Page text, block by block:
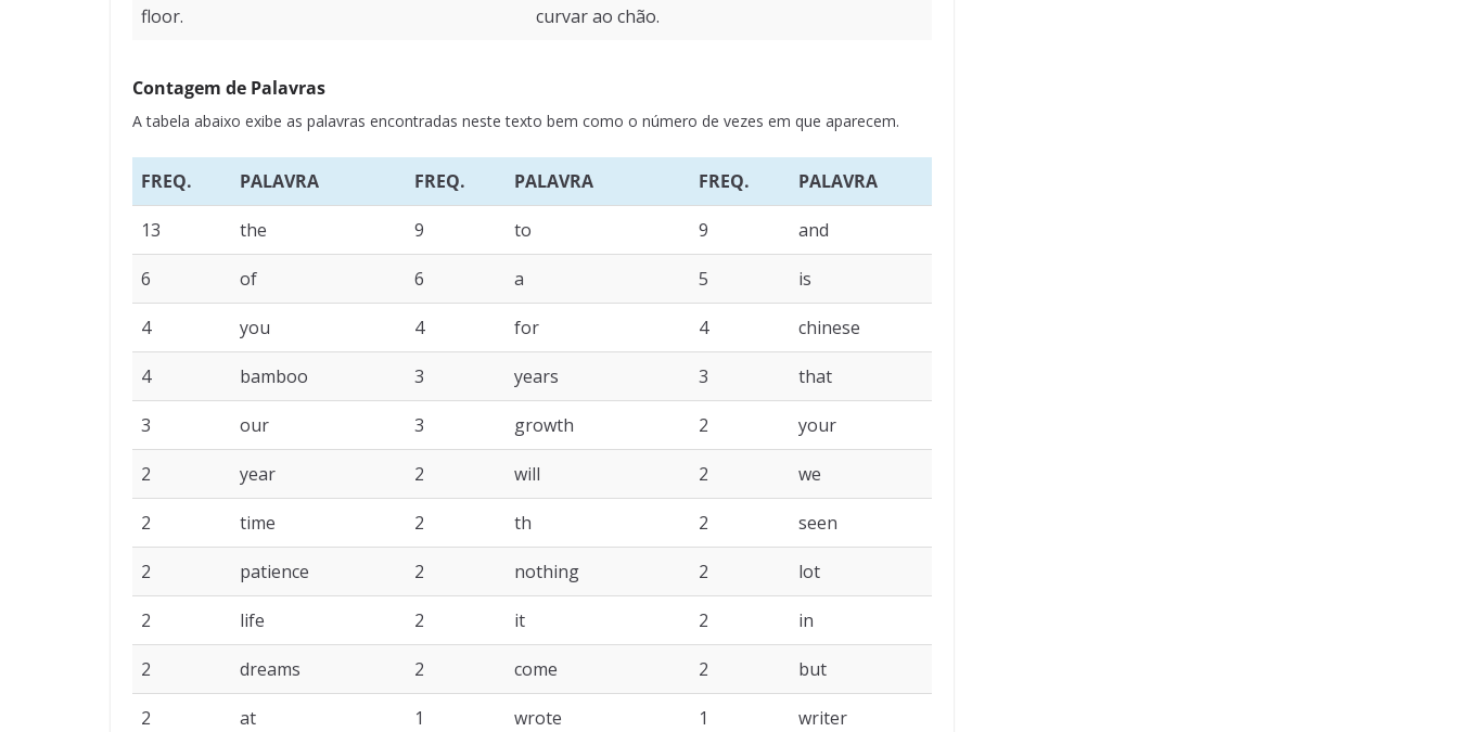
floor.
curvar ao chão.
Contagem de Palavras
A tabela abaixo exibe as palavras encontradas neste texto bem como o número de vezes em que aparecem.
FREQ. PALAVRA FREQ. PALAVRA FREQ. PALAVRA
13 the 9 to 9 and
6 of 6 a 5 is
4 you 4 for 4 chinese
4 bamboo 3 years 3 that
3 our 3 growth 2 your
2 year 2 will 2 we
2 time 2 th 2 seen
2 patience 2 nothing 2 lot
2 life 2 it 2 in
2 dreams 2 come 2 but
2 at 1 wrote 1 writer